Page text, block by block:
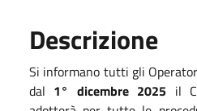
Descrizione
Si informano tutti gli
dal 1° dicembre 2025 il